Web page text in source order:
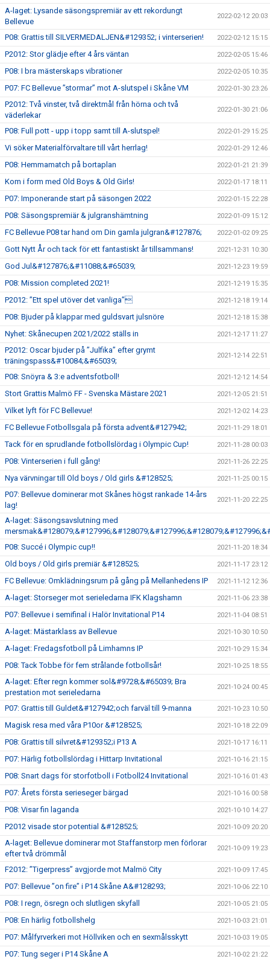
A-laget: Lysande säsongspremiär av ett rekordungt
Bellevue
2022-02-12 20:03
P08: Grattis till SILVERMEDALJEN&#129352; i vinterserien! 2022-02-12 15:15
P2012: Stor glädje efter 4 års väntan 2022-02-05 15:46
P08: I bra mästerskaps vibrationer 2022-02-05 10:35
P07: FC Bellevue ”stormar” mot A-slutspel i Skåne VM 2022-01-30 23:26
P2012: Två vinster, två direktmål från hörna och två
väderlekar
2022-01-30 21:06
P08: Full pott - upp i topp samt till A-slutspel! 2022-01-29 15:25
Vi söker Materialförvaltare till vårt herrlag! 2022-01-29 12:46
P08: Hemmamatch på bortaplan 2022-01-21 21:39
Kom i form med Old Boys & Old Girls! 2022-01-17 18:11
P07: Imponerande start på säsongen 2022 2022-01-15 22:28
P08: Säsongspremiär & julgranshämtning 2022-01-09 15:12
FC Bellevue P08 tar hand om Din gamla julgran&#127876; 2022-01-02 09:25
Gott Nytt År och tack för ett fantastiskt år tillsammans! 2021-12-31 10:30
God Jul&#127876;&#11088;&#65039; 2021-12-23 19:59
P08: Mission completed 2021! 2021-12-19 15:35
P2012: ”Ett spel utöver det vanliga” 2021-12-18 19:14
P08: Bjuder på klappar med guldsvart julsnöre 2021-12-18 15:38
Nyhet: Skånecupen 2021/2022 ställs in 2021-12-17 11:27
P2012: Oscar bjuder på ”Julfika” efter grymt
träningspass&#10084;&#65039;
2021-12-14 22:51
P08: Snöyra & 3:e adventsfotboll! 2021-12-12 14:54
Stort Grattis Malmö FF - Svenska Mästare 2021 2021-12-05 21:51
Vilket lyft för FC Bellevue! 2021-12-02 14:23
FC Bellevue Fotbollsgala på första advent&#127942; 2021-11-29 18:01
Tack för en sprudlande fotbollslördag i Olympic Cup! 2021-11-28 00:03
P08: Vinterserien i full gång! 2021-11-26 22:25
Nya värvningar till Old boys / Old girls &#128525; 2021-11-25 00:15
P07: Bellevue dominerar mot Skånes högst rankade 14-års
lag!
2021-11-20 22:25
A-laget: Säsongsavslutning med
P08: Succé i Olympic cup!!
2021-11-20 18:34
Old boys / Old girls premiär &#128525; 2021-11-17 23:12
FC Bellevue: Omklädningsrum på gång på Mellanhedens IP 2021-11-12 12:36
A-laget: Storseger mot serieledarna IFK Klagshamn 2021-11-06 23:38
P07: Bellevue i semifinal i Halör Invitational P14 2021-11-04 08:51
A-laget: Mästarklass av Bellevue 2021-10-30 10:50
A-laget: Fredagsfotboll på Limhamns IP 2021-10-29 15:34
P08: Tack Tobbe för fem strålande fotbollsår! 2021-10-25 18:55
A-laget: Efter regn kommer sol&#9728;&#65039; Bra
prestation mot serieledarna
2021-10-24 00:45
P07: Grattis till Guldet&#127942;och farväl till 9-manna 2021-10-23 10:50
Magisk resa med våra P10or &#128525; 2021-10-18 22:09
P08: Grattis till silvret&#129352;i P13 A 2021-10-17 16:11
P07: Härlig fotbollslördag i Hittarp Invitational 2021-10-16 21:15
P08: Snart dags för storfotboll i Fotboll24 Invitational 2021-10-16 01:43
P07: Årets första serieseger bärgad 2021-10-16 00:58
P08: Visar fin laganda 2021-10-10 14:27
P2012 visade stor potential &#128525; 2021-10-09 20:20
A-laget: Bellevue dominerar mot Staffanstorp men förlorar
efter två drömmål
2021-10-09 19:23
F2012: ”Tigerpress” avgjorde mot Malmö City 2021-10-09 17:45
P07: Bellevue ”on fire” i P14 Skåne A&#128293; 2021-10-06 22:10
P08: I regn, ösregn och slutligen skyfall 2021-10-05 21:05
P08: En härlig fotbollshelg 2021-10-03 21:01
P07: Målfyrverkeri mot Höllviken och en sexmålsskytt 2021-10-03 19:05
P07: Tung seger i P14 Skåne A 2021-10-02 21:22